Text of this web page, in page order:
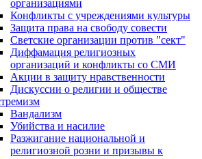
организациями
Конфликты с учреждениями культуры
Защита права на свободу совести
Светские организации против "сект"
Диффамация религиозных
организаций и конфликты со СМИ
Акции в защиту нравственности
Дискуссии о религии и обществе
Вандализм
Убийства и насилие
Разжигание национальной и
религиозной розни и призывы к